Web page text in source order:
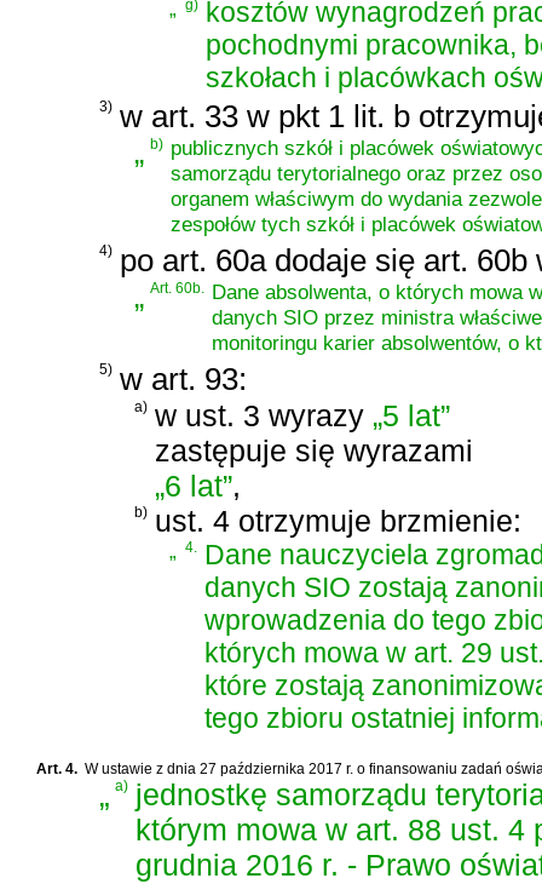
„ g) kosztów wynagrodzeń
pochodnymi pracownika,
szkołach i placówkach
3) w art. 33 w pkt 1 lit. b
„b) publicznych szkół i placówek
samorządu terytorialnego oraz przez
organem właściwym do wydania
zespołów tych szkół i placówek
4) po art. 60a dodaje się art. 60b
„Art. 60b. Dane absolwenta, o których mowa
danych SIO przez ministra
monitoringu karier absolwentów, o
5) w art. 93:
a) w ust. 3 wyrazy „5 lat”
zastępuje się wyrazami
„6 lat”,
b) ust. 4 otrzymuje brzmienie:
„ 4.
Dane nauczyciela
danych SIO zostają
wprowadzenia do tego
których mowa w art. 29
które zostają
tego zbioru ostatniej
Art. 4. Wustawie z dnia 27 października 2017 r. o finansowaniu zadań
„a) jednostkę samorządu
którym mowa w art. 88 ust. 4
grudnia 2016 r. - Prawo